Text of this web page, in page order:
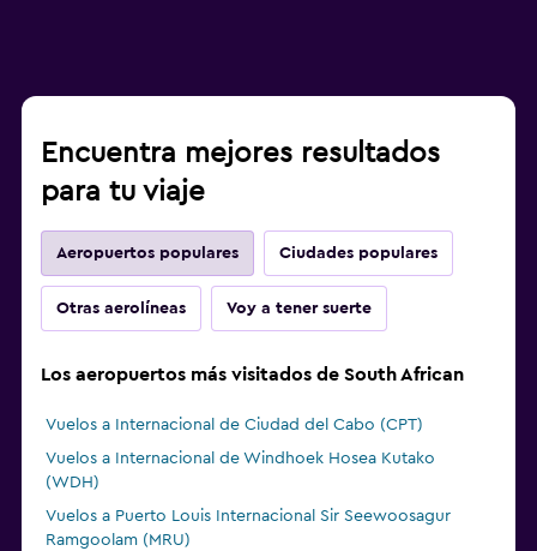
Encuentra mejores resultados
para tu viaje
Aeropuertos populares Ciudades populares
Otras aerolíneas Voy a tener suerte
Los aeropuertos más visitados de South African
Vuelos a Internacional de Ciudad del Cabo (CPT)
Vuelos a Internacional de Windhoek Hosea Kutako
(WDH)
Vuelos a Puerto Louis Internacional Sir Seewoosagur
Ramgoolam (MRU)